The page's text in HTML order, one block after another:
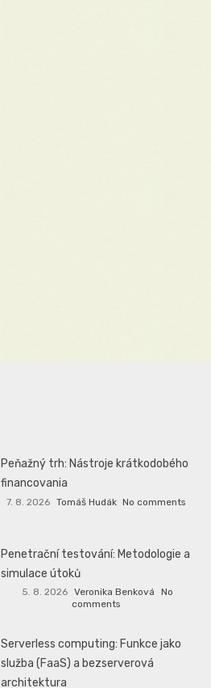
Peňažný trh: Nástroje krátkodobého
financovania
7. 8. 2026 Tomáš Hudák No comments
Penetrační testování: Metodologie a
simulace útoků
5. 8. 2026 Veronika Benková
No
comments
Serverless computing: Funkce jako
služba (FaaS) a bezserverová
architektura